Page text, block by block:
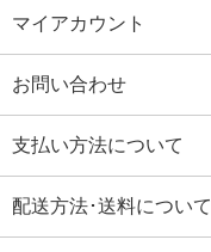
マイアカウント
お問い合わせ
支払い方法について
配送方法･送料について